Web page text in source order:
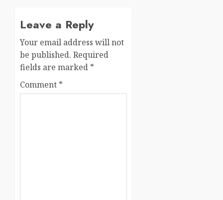
Leave a Reply
Your email address will not
be published. Required
fields are marked *
Comment *